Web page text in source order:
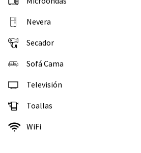
Nevera
Secador
Sofá Cama
Televisión
Toallas
WiFi